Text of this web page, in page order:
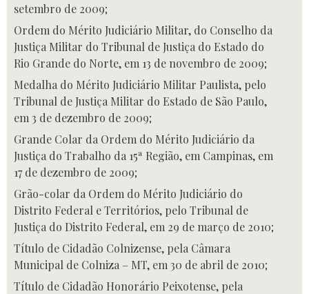
setembro de 2009;
Ordem do Mérito Judiciário Militar, do Conselho da
Justiça Militar do Tribunal de Justiça do Estado do
Rio Grande do Norte, em 13 de novembro de 2009;
Medalha do Mérito Judiciário Militar Paulista, pelo
Tribunal de Justiça Militar do Estado de São Paulo,
em 3 de dezembro de 2009;
Grande Colar da Ordem do Mérito Judiciário da
Justiça do Trabalho da 15ª Região, em Campinas, em
17 de dezembro de 2009;
Grão-colar da Ordem do Mérito Judiciário do
Distrito Federal e Territórios, pelo Tribunal de
Justiça do Distrito Federal, em 29 de março de 2010;
Título de Cidadão Colnizense, pela Câmara
Municipal de Colniza – MT, em 30 de abril de 2010;
Título de Cidadão Honorário Peixotense, pela